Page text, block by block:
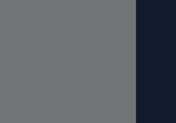
DISCO 6